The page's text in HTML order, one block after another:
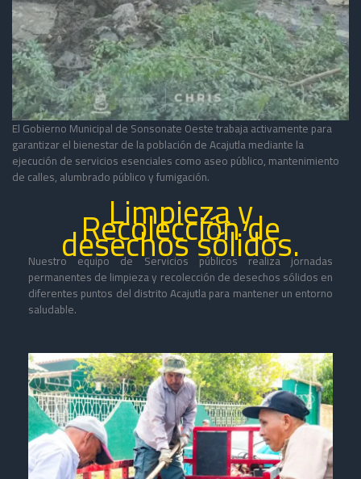
El Gobierno Municipal de Sonsonate Oeste trabaja activamente para
garantizar el bienestar de la población de Acajutla mediante la
ejecución de servicios esenciales como aseo público, mantenimiento
de calles, alumbrado público y fumigación.
Limpieza y
Recolección de
desechos sólidos.
Nuestro equipo de Servicios públicos realiza jornadas
permanentes de limpieza y recolección de desechos sólidos en
diferentes puntos del distrito Acajutla para mantener un entorno
saludable.